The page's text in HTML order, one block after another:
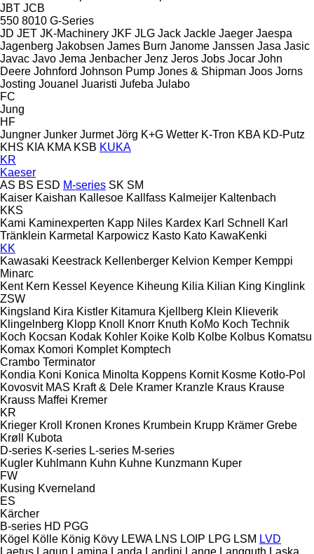
JBT JCB
550 8010 G-Series
JD JET JK-Machinery JKF JLG Jack Jackle Jaeger Jaespa
Jagenberg Jakobsen James Burn Janome Janssen Jasa Jasic
Javac Javo Jema Jenbacher Jenz Jeros Jobs Jocar John
Deere Johnford Johnson Pump Jones & Shipman Joos Jorns
Josting Jouanel Juaristi Jufeba Julabo
FC
Jung
HF
Jungner Junker Jurmet Jörg K+G Wetter K-Tron KBA KD-Putz
KHS KIA KMA KSB KUKA
KR
Kaeser
AS BS ESD M-series SK SM
Kaiser Kaishan Kallesoe Kallfass Kalmeijer Kaltenbach
KKS
Kami Kaminexperten Kapp Niles Kardex Karl Schnell
Karl
Tränklein Karmetal Karpowicz Kasto Kato KawaKenki
KK
Kawasaki Keestrack Kellenberger Kelvion Kemper Kemppi
Minarc
Kent Kern Kessel Keyence Kiheung Kilia Kilian King Kinglink
ZSW
Kingsland Kira Kistler Kitamura Kjellberg Klein Klieverik
Klingelnberg Klopp Knoll Knorr Knuth KoMo Koch Technik
Koch Kocsan Kodak Kohler Koike Kolb Kolbe Kolbus Komatsu
Komax Komori Komplet Komptech
Crambo Terminator
Kondia Koni Konica Minolta Koppens Kornit Kosme Kotło-Pol
Kovosvit MAS Kraft & Dele Kramer Kranzle Kraus Krause
Krauss Maffei Kremer
KR
Krieger Kroll Kronen Krones Krumbein Krupp Krämer Grebe
Krøll
Kubota
D-series K-series L-series M-series
Kugler Kuhlmann Kuhn Kuhne Kunzmann Kuper
FW
Kusing Kverneland
ES
Kärcher
B-series HD PGG
Kögel Kölle König Kövy LEWA LNS LOIP LPG LSM LVD
Laetus Lagun Lamina Landa Landini Lange Langguth Laska